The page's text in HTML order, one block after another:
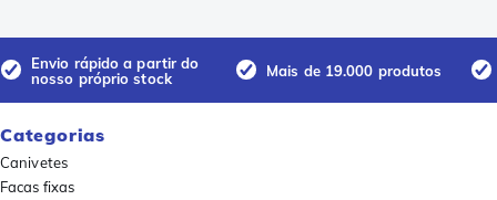
Envio rápido a partir do
nosso próprio stock
Mais de 19.000 produtos
Categorias
Canivetes
Facas fixas